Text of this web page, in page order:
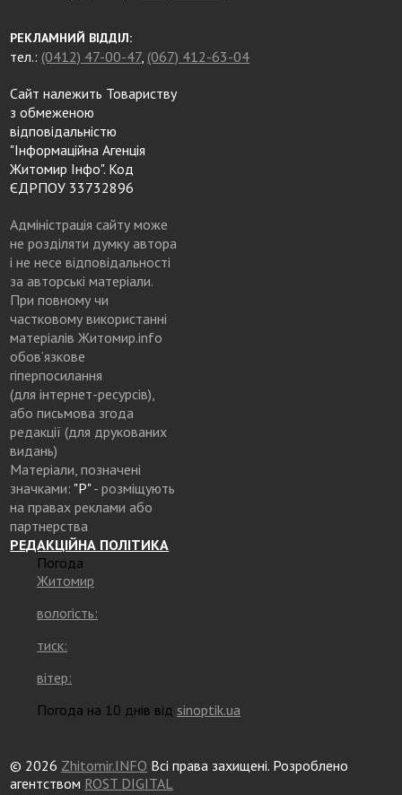
РЕКЛАМНИЙ ВІДДІЛ:
тел.: (0412) 47-00-47, (067) 412-63-04
Сайт належить Товариству
з обмеженою
відповідальністю
"Інформаційна Агенція
Житомир Інфо". Код
ЄДРПОУ 33732896
Адміністрація сайту може
не розділяти думку автора
і не несе відповідальності
за авторські матеріали.
При повному чи
частковому використанні
матеріалів Житомир.info
обов’язкове
гіперпосилання
(для інтернет-ресурсів),
або письмова згода
редакції (для друкованих
видань)
Матеріали, позначені
значками: "Р"- розміщують
на правах реклами або
партнерства
РЕДАКЦІЙНА ПОЛІТИКА
Погода
Житомир
вологість:
тиск:
вітер:
Погода на 10 днів від sinoptik.ua
© 2026 Zhitomir.INFO Всі права захищені. Розроблено
агентством ROST DIGITAL